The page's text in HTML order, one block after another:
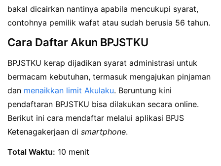
bakal dicairkan nantinya apabila mencukupi syarat,
contohnya pemilik wafat atau sudah berusia 56 tahun.
Cara Daftar Akun BPJSTKU
BPJSTKU kerap dijadikan syarat administrasi untuk
bermacam kebutuhan, termasuk mengajukan pinjaman
dan menaikkan limit Akulaku. Beruntung kini
pendaftaran BPJSTKU bisa dilakukan secara online.
Berikut ini cara mendaftar melalui aplikasi BPJS
Ketenagakerjaan di smartphone.
Total Waktu: 10 menit